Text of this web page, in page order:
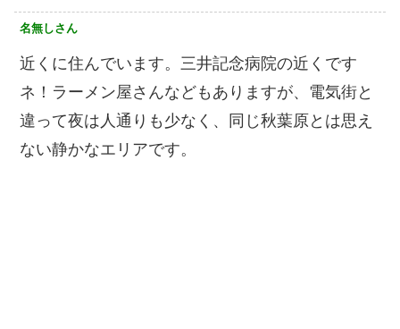
名無しさん
近くに住んでいます。三井記念病院の近くです
ネ！ラーメン屋さんなどもありますが、電気街と
違って夜は人通りも少なく、同じ秋葉原とは思え
ない静かなエリアです。